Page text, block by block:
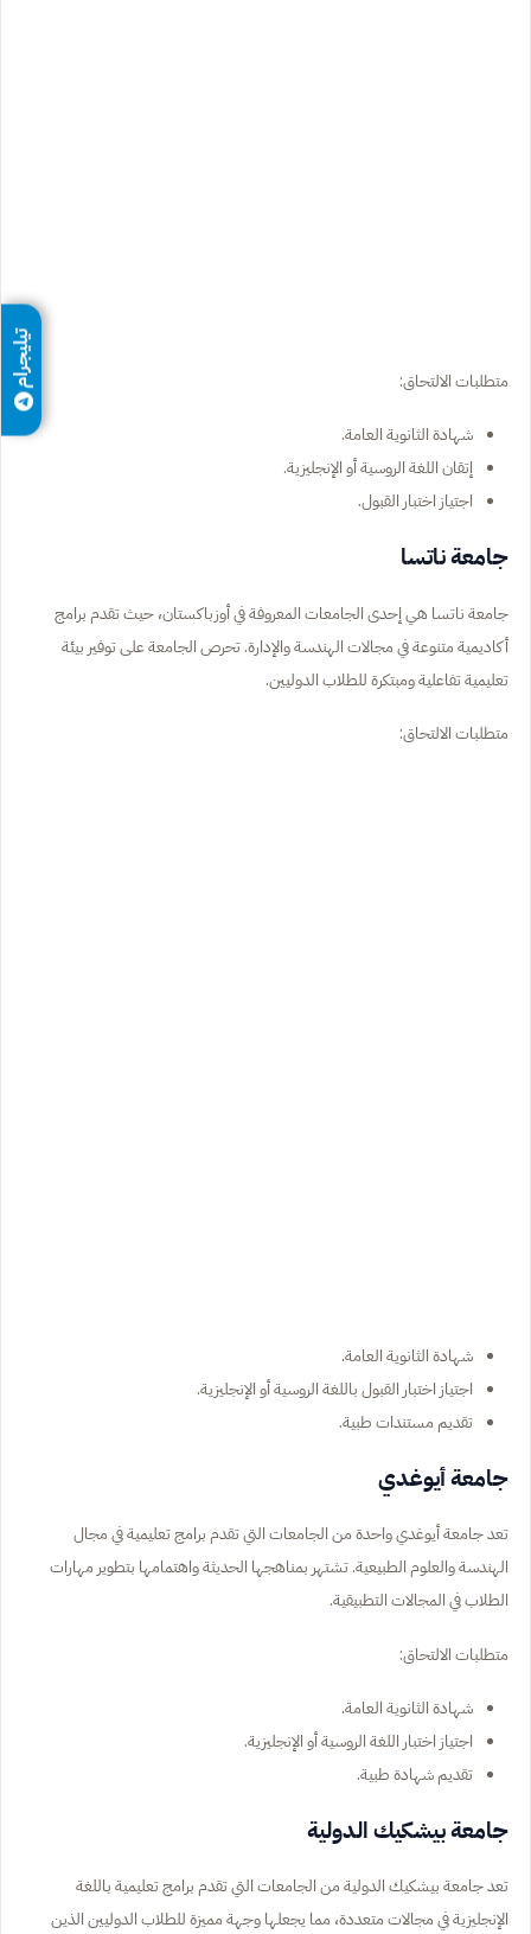
متطلبات الالتحاق:
شهادة الثانوية العامة.
إتقان اللغة الروسية أو الإنجليزية.
اجتياز اختبار القبول.
جامعة ناتسا
جامعة ناتسا هي إحدى الجامعات المعروفة في أوزباكستان، حيث تقدم برامج
أكاديمية متنوعة في مجالات الهندسة والإدارة. تحرص الجامعة على توفير بيئة
تعليمية تفاعلية ومبتكرة للطلاب الدوليين.
متطلبات الالتحاق:
شهادة الثانوية العامة.
اجتياز اختبار القبول باللغة الروسية أو الإنجليزية.
تقديم مستندات طبية.
جامعة أيوغدي
تعد جامعة أيوغدي واحدة من الجامعات التي تقدم برامج تعليمية في مجال
الهندسة والعلوم الطبيعية. تشتهر بمناهجها الحديثة واهتمامها بتطوير مهارات
الطلاب في المجالات التطبيقية.
متطلبات الالتحاق:
شهادة الثانوية العامة.
اجتياز اختبار اللغة الروسية أو الإنجليزية.
تقديم شهادة طبية.
جامعة بيشكيك الدولية
تعد جامعة بيشكيك الدولية من الجامعات التي تقدم برامج تعليمية باللغة
الإنجليزية في مجالات متعددة، مما يجعلها وجهة مميزة للطلاب الدوليين الذين
تيليجرام